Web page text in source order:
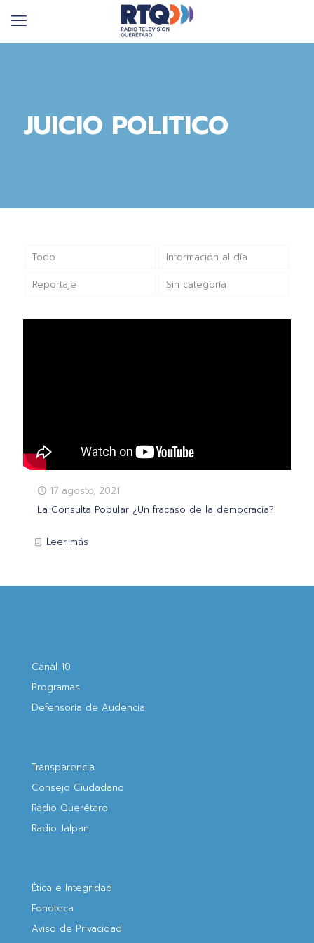
JUICIO POLITICO
Todo Información al día
Reportaje Sin categoría
17 agosto, 2021
La Consulta Popular ¿Un fracaso de la democracia?
Leer más
Canal 10
Programas
Defensoría de Audencia
Transparencia
Consejo Ciudadano
Radio Querétaro
Radio Jalpan
Ética e Integridad
Fonoteca
Aviso de Privacidad